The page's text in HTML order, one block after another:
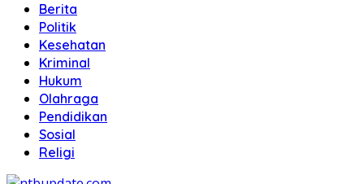
Berita
Politik
Kesehatan
Kriminal
Hukum
Olahraga
Pendidikan
Sosial
Religi